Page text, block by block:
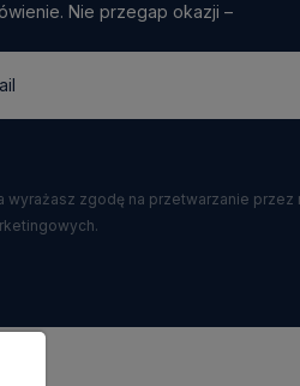
Nie przegap okazji –
wyrażasz zgodę na przetwarzanie przez